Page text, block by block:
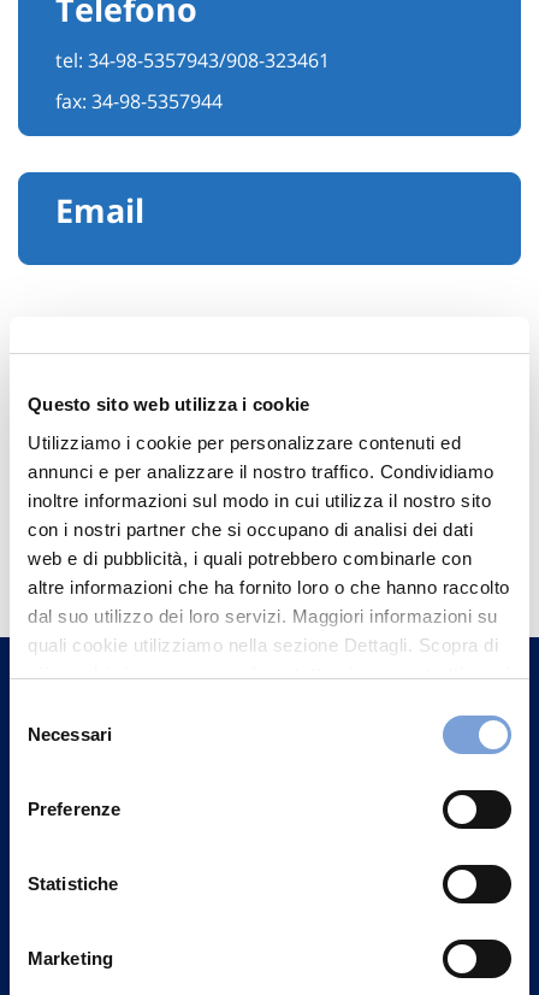
Questo sito web utilizza i cookie
Utilizziamo i cookie per personalizzare contenuti ed
annunci e per analizzare il nostro traffico. Condividiamo
inoltre informazioni sul modo in cui utilizza il nostro sito
con i nostri partner che si occupano di analisi dei dati
web e di pubblicità, i quali potrebbero combinarle con
altre informazioni che ha fornito loro o che hanno raccolto
dal suo utilizzo dei loro servizi. Maggiori informazioni su
quali cookie utilizziamo nella sezione Dettagli. Scopra di
più su chi siamo, come può contattarci e come trattiamo i
può trovare nel footer del sito nella sezione "Informativa
delNecessari
Preferenze
Statistiche
Marketing
Telefono
tel: 34-98-5357943/908-323461
fax: 34-98-5357944
Email
Hai bisogno di
informazioni?
Trova l'Agenzia più vicina a te e parla con
un nostro Agente.